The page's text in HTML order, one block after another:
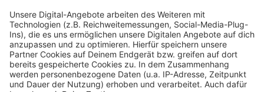
Anzeige